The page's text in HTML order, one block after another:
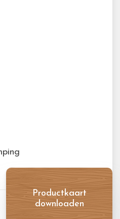
Productkaart
downloaden